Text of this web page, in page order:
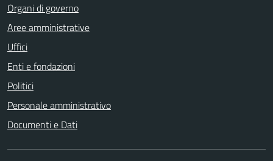
Organi di governo
Aree amministrative
Uffici
Enti e fondazioni
Politici
Personale amministrativo
Documenti e Dati